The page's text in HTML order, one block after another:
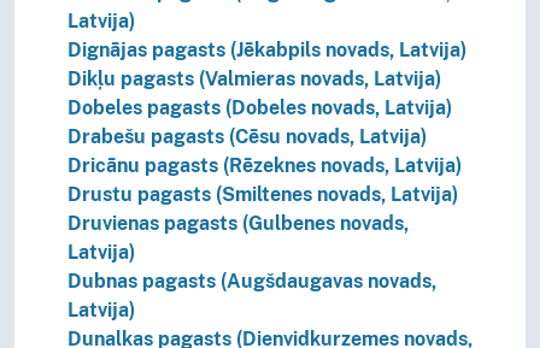
Latvija)
Dignājas pagasts (Jēkabpils novads, Latvija)
Dikļu pagasts (Valmieras novads, Latvija)
Dobeles pagasts (Dobeles novads, Latvija)
Drabešu pagasts (Cēsu novads, Latvija)
Dricānu pagasts (Rēzeknes novads, Latvija)
Drustu pagasts (Smiltenes novads, Latvija)
Druvienas pagasts (Gulbenes novads,
Latvija)
Dubnas pagasts (Augšdaugavas novads,
Latvija)
Dunalkas pagasts (Dienvidkurzemes novads,